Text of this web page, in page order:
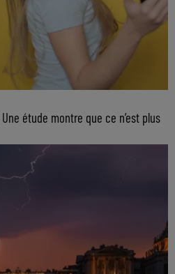
étude montre que ce n’est plus